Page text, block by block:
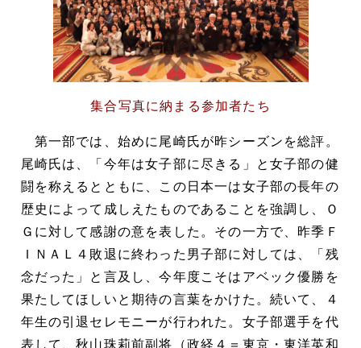
集合写真に納まる参加者たち
第一部では、始めに尾崎氏が昨シーズンを総評。
尾崎氏は、「今年は女子部に尽きる」と女子部の健
闘を称えるとともに、この日本一は女子部の長年の
歴史によって成しえたものであることを強調し、Ｏ
Ｇに対して感謝の意を表した。その一方で、昨季Ｆ
ＩＮＡＬ４敗退に終わった男子部に対しては、「残
念だった」と言及し、今年度こそはアベック優勝を
果たしてほしいと期待の言葉をかけた。続いて、４
年生の引退セレモニーが行われた。女子部選手を代
表して、秋山珠莉前副将（政経４＝東京・東洋英和